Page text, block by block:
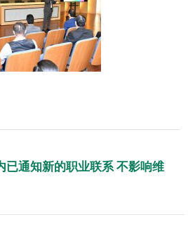
已通知新的职业联系 不影响维